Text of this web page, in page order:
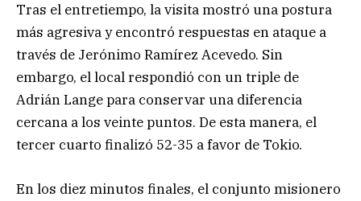
Tras el entretiempo, la visita mostró una postura
más agresiva y encontró respuestas en ataque a
través de Jerónimo Ramírez Acevedo. Sin
embargo, el local respondió con un triple de
Adrián Lange para conservar una diferencia
cercana a los veinte puntos. De esta manera, el
tercer cuarto finalizó 52-35 a favor de Tokio.
En los diez minutos finales, el conjunto misionero